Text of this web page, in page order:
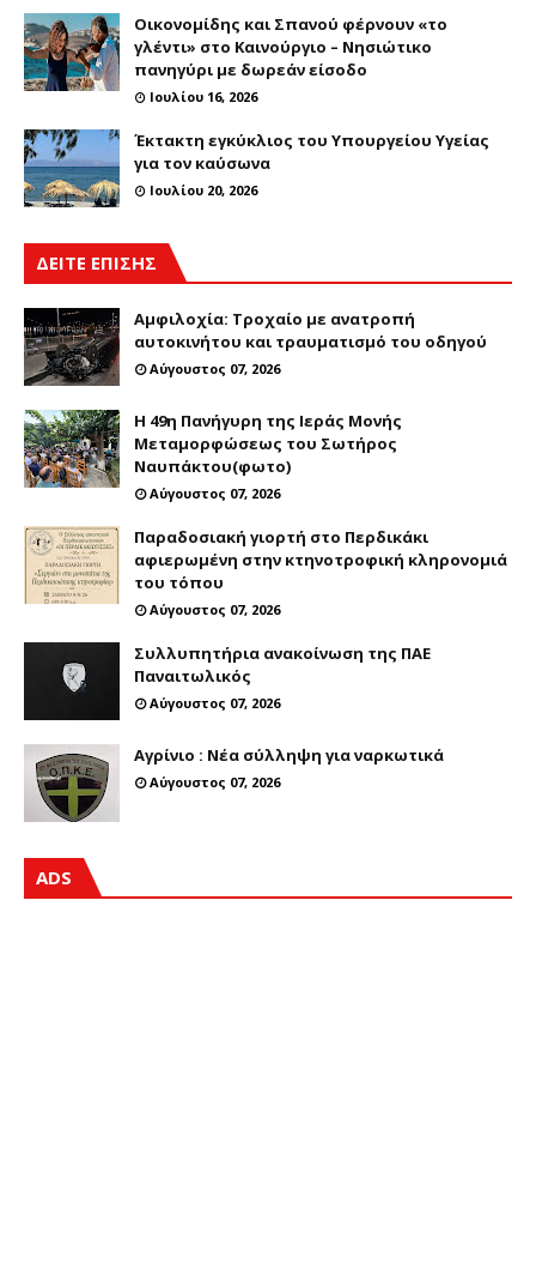
Οικονομίδης και Σπανού φέρνουν «το
γλέντι» στο Καινούργιο – Νησιώτικο
πανηγύρι με δωρεάν είσοδο
Ιουλίου 16, 2026
Έκτακτη εγκύκλιος του Υπουργείου Υγείας
για τον καύσωνα
Ιουλίου 20, 2026
ΔΕΙΤΕ ΕΠΙΣΗΣ
Αμφιλοχία: Τροχαίο με ανατροπή
αυτοκινήτου και τραυματισμό του οδηγού
Αύγουστος 07, 2026
Η 49η Πανήγυρη της Ιεράς Μονής
Μεταμορφώσεως του Σωτήρος
Ναυπάκτου(φωτο)
Αύγουστος 07, 2026
Παραδοσιακή γιορτή στο Περδικάκι
αφιερωμένη στην κτηνοτροφική κληρονομιά
του τόπου
Αύγουστος 07, 2026
Συλλυπητήρια ανακοίνωση της ΠΑΕ
Παναιτωλικός
Αύγουστος 07, 2026
Αγρίνιο : Νέα σύλληψη για ναρκωτικά
Αύγουστος 07, 2026
ADS